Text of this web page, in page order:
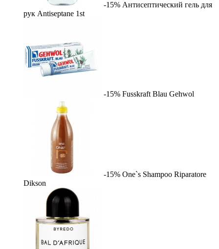
-15% Антисептический гель для
рук Antiseptane 1st
-15% Fusskraft Blau Gehwol
-15% One`s Shampoo Riparatore
Dikson